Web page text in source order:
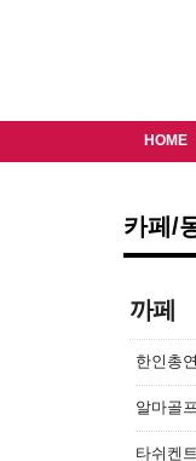
HOME
카페/
까페
한인총
알마골프
타쉬켄